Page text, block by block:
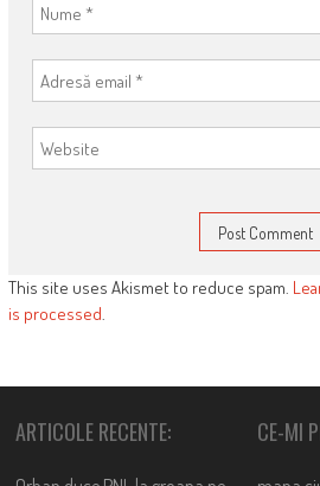
This site uses Akismet to reduce spam.
is processed.
ARTICOLE RECENTE: CE-MI